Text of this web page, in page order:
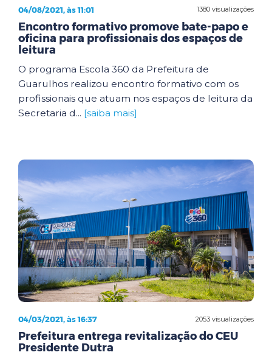
1380 visualizações
04/08/2021, às 11:01
Encontro formativo promove bate-papo e
oficina para profissionais dos espaços de
leitura
O programa Escola 360 da Prefeitura de
Guarulhos realizou encontro formativo com os
profissionais que atuam nos espaços de leitura da
Secretaria d... [saiba mais]
2053 visualizações
04/03/2021, às 16:37
Prefeitura entrega revitalização do CEU
Presidente Dutra